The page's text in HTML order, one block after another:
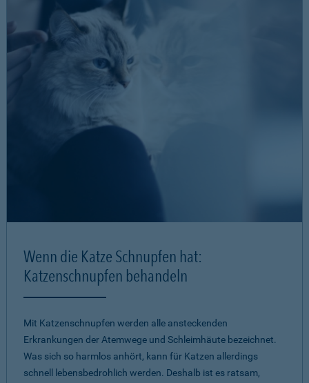
Wenn die Katze Schnupfen hat:
Katzenschnupfen behandeln
Mit Katzenschnupfen werden alle ansteckenden
Erkrankungen der Atemwege und Schleimhäute bezeichnet.
Was sich so harmlos anhört, kann für Katzen allerdings
schnell lebensbedrohlich werden. Deshalb ist es ratsam,